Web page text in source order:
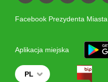
Facebook Prezydenta Miasta
Aplikacja miejska
PL